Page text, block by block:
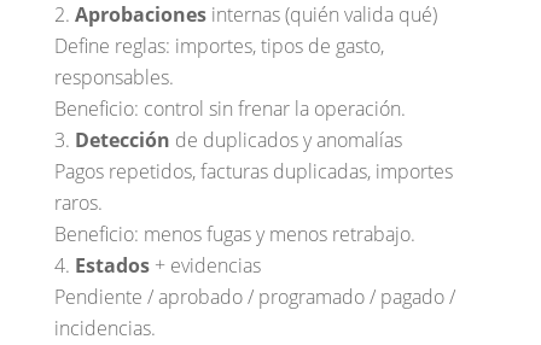
Aprobaciones internas (quién valida qué)
Define reglas: importes, tipos de gasto,
responsables.
Beneficio: control sin frenar la operación.
Detección de duplicados y anomalías
Pagos repetidos, facturas duplicadas, importes
raros.
Beneficio: menos fugas y menos retrabajo.
Estados + evidencias
Pendiente / aprobado / programado / pagado /
incidencias.